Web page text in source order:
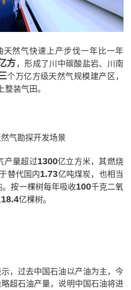
天然气快速上产步伐一年比一年
方，形成了川中碳酸盐岩、川南
个万亿方级天然气规模建产区，
整装气田。
气勘探开发场景
产量超过1300亿立方米，其燃烧
替代国内1.73亿吨煤炭，也相当
。按一棵树每年吸收100千克二氧
18.4亿棵树。
，过去中国石油以产油为主，今
超石油产量，说明中国石油将进